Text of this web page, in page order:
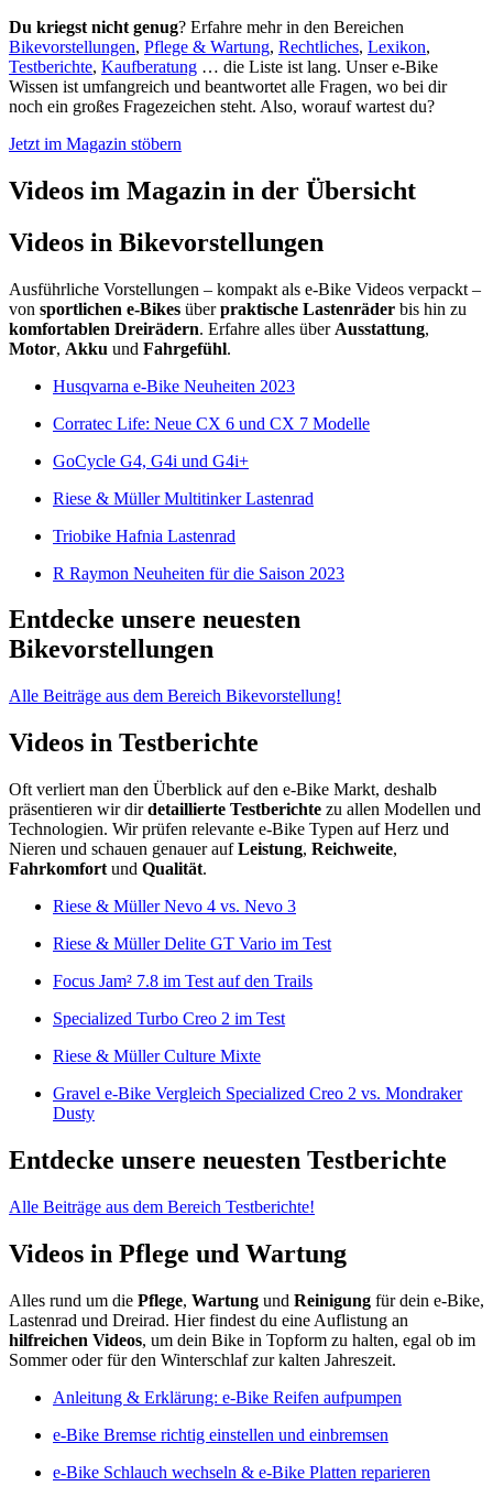
Du kriegst nicht genug? Erfahre mehr in den Bereichen
Bikevorstellungen, Pflege & Wartung, Rechtliches, Lexikon,
Testberichte, Kaufberatung … die Liste ist lang. Unser e-Bike
Wissen ist umfangreich und beantwortet alle Fragen, wo bei dir
noch ein großes Fragezeichen steht. Also, worauf wartest du?
Jetzt im Magazin stöbern
Videos im Magazin in der Übersicht
Videos in Bikevorstellungen
Ausführliche Vorstellungen – kompakt als e-Bike Videos verpackt –
von sportlichen e-Bikes überpraktische Lastenräder bis hin zu
komfortablen Dreirädern. Erfahre alles über Ausstattung,
Motor, Akku und Fahrgefühl.
Husqvarna e-Bike Neuheiten 2023
Corratec Life: Neue CX 6 und CX 7 Modelle
GoCycle G4, G4i und G4i+
Riese & Müller Multitinker Lastenrad
Triobike Hafnia Lastenrad
R Raymon Neuheiten für die Saison 2023
Entdecke unsere neuesten
Bikevorstellungen
Alle Beiträge aus dem Bereich Bikevorstellung!
Videos in Testberichte
Oft verliert man den Überblick auf den e-Bike Markt, deshalb
präsentieren wir dirdetaillierte Testberichte zu allen Modellen und
Technologien. Wir prüfen relevante e-Bike Typen auf Herz und
Nieren und schauen genauer aufLeistung, Reichweite,
Fahrkomfort und Qualität.
Riese & Müller Nevo 4 vs. Nevo 3
Riese & Müller Delite GT Vario im Test
Focus Jam² 7.8 im Test auf den Trails
Specialized Turbo Creo 2 im Test
Riese & Müller Culture Mixte
Gravel e-Bike Vergleich Specialized Creo 2 vs. Mondraker
Dusty
Entdecke unsere neuesten Testberichte
Alle Beiträge aus dem Bereich Testberichte!
Videos in Pflege und Wartung
Alles rund um die Pflege, Wartung und Reinigung für dein e-Bike,
Lastenrad und Dreirad. Hier findest du eine Auflistung an
hilfreichen Videos, um dein Bike in Topform zu halten, egal ob im
Sommer oder für den Winterschlaf zur kalten Jahreszeit.
Anleitung & Erklärung: e-Bike Reifen aufpumpen
e-Bike Bremse richtig einstellen und einbremsen
e-Bike Schlauch wechseln & e-Bike Platten reparieren